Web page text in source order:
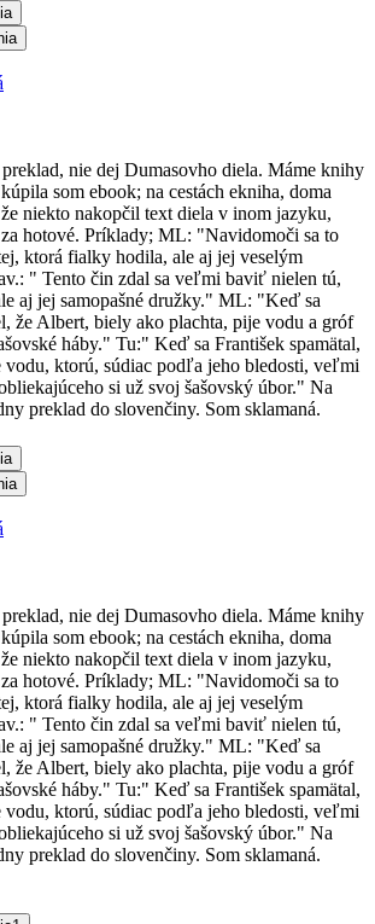
nie dej Dumasovho diela. Máme knihy
som ebook; na cestách ekniha, doma
niekto nakopčil text diela v inom jazyku,
hotové. Príklady; ML: "Navidomoči sa to
ktorá fialky hodila, ale aj jej veselým
" Tento čin zdal sa veľmi baviť nielen tú,
aj jej samopašné družky." ML: "Keď sa
že Albert, biely ako plachta, pije vodu a gróf
háby." Tu:" Keď sa František spamätal,
vodu, ktorú, súdiac podľa jeho bledosti, veľmi
si už svoj šašovský úbor." Na
preklad do slovenčiny. Som sklamaná.
nie dej Dumasovho diela. Máme knihy
som ebook; na cestách ekniha, doma
niekto nakopčil text diela v inom jazyku,
hotové. Príklady; ML: "Navidomoči sa to
ktorá fialky hodila, ale aj jej veselým
" Tento čin zdal sa veľmi baviť nielen tú,
aj jej samopašné družky." ML: "Keď sa
že Albert, biely ako plachta, pije vodu a gróf
háby." Tu:" Keď sa František spamätal,
vodu, ktorú, súdiac podľa jeho bledosti, veľmi
si už svoj šašovský úbor." Na
preklad do slovenčiny. Som sklamaná.